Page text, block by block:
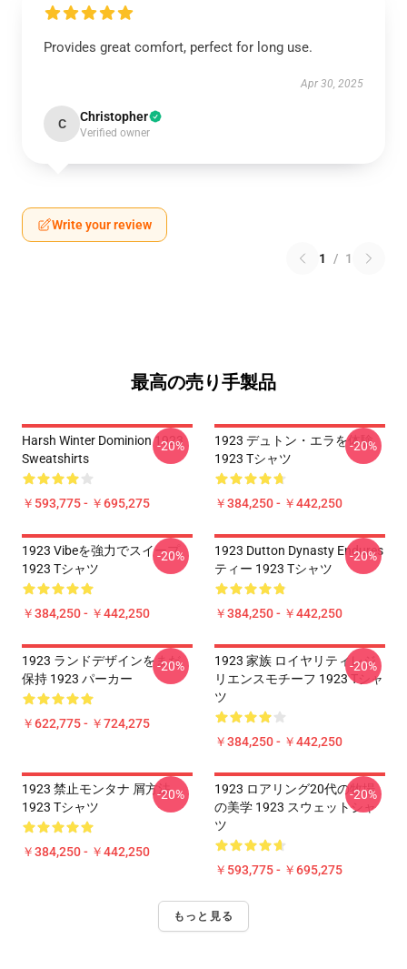
Provides great comfort, perfect for long use.
Apr 30, 2025
C Christopher
Verified owner
Write your review
1 / 1
最高の売り手製品
Harsh Winter Dominion 1923
Sweatshirts
￥593,775 - ￥695,275
-20%
1923 デュトン・エラを体験
1923 Tシャツ
￥384,250 - ￥442,250
-20%
1923 Vibeを強力でスイープ
1923 Tシャツ
￥384,250 - ￥442,250
-20%
1923 Dutton Dynasty Endures
ティー 1923 Tシャツ
￥384,250 - ￥442,250
-20%
1923 ランドデザインをまだ
保持 1923 パーカー
￥622,775 - ￥724,275
-20%
1923 家族 ロイヤリティレジ
リエンスモチーフ 1923 Tシャ
ツ
￥384,250 - ￥442,250
-20%
1923 禁止モンタナ 屑方法
1923 Tシャツ
￥384,250 - ￥442,250
-20%
1923 ロアリング20代の牧場
の美学 1923 スウェットシャ
ツ
￥593,775 - ￥695,275
-20%
もっと見る